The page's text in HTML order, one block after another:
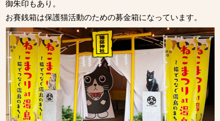
御朱印もあり。
お賽銭箱は保護猫活動のための募金箱になっています。